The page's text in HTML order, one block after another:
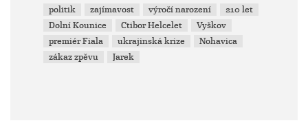
politik
zajímavost výročí narození
210 let
Dolní Kounice
Ctibor Helcelet
Vyškov
premiér Fiala
ukrajinská krize
Nohavica
zákaz zpěvu
Jarek